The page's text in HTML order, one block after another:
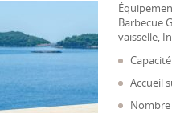
Barbecue
vaisselle,
Accueil
Nombre